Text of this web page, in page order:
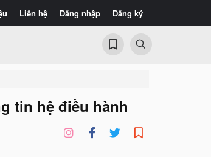
Liên hệ Đăng nhập Đăng ký
tin hệ điều hành